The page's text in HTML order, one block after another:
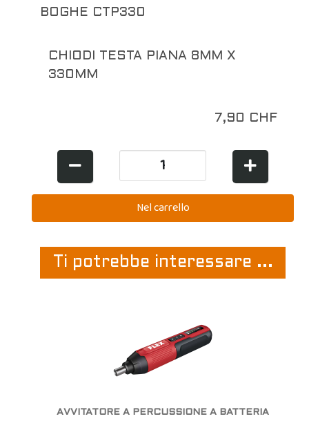
BOGHE CTP330
CHIODI TESTA PIANA 8MM X
330MM
7,90 CHF
Ti potrebbe interessare ...
AVVITATORE A PERCUSSIONE A BATTERIA